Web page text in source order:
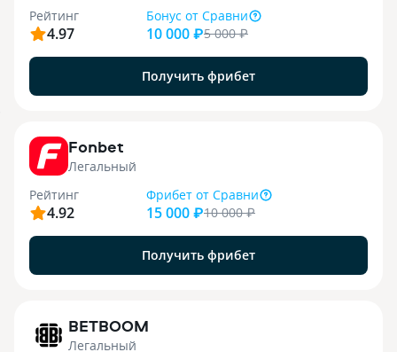
Рейтинг
4.97
Бонус от Сравни
10 000 ₽5 000₽
Получить фрибет
Fonbet
Легальный
Рейтинг
4.92
Фрибет от Сравни
15 000 ₽10 000₽
Получить фрибет
BETBOOM
Легальный